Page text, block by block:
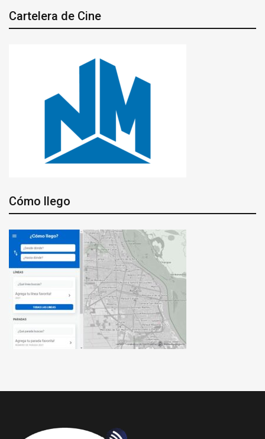
Cartelera de Cine
Cómo llego